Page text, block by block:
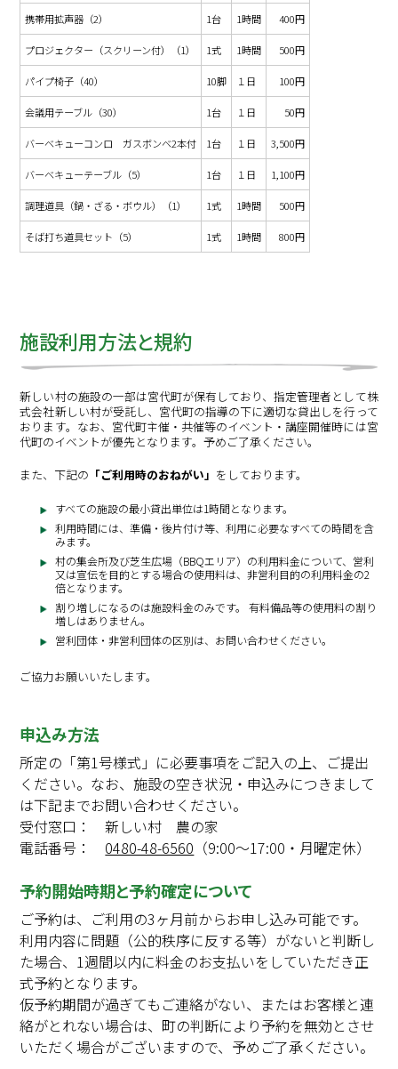
携帯用拡声器（2） 1台 1時間 400円
プロジェクター（スクリーン付）（1） 1式 1時間 500円
パイプ椅子（40） 10脚 １日 100円
会議用テーブル（30） 1台 １日 50円
バーベキューコンロ ガスボンベ2本付 1台 １日 3,500円
バーベキューテーブル（5） 1台 １日 1,100円
調理道具（鍋・ざる・ボウル）（1） 1式 1時間 500円
そば打ち道具セット（5） 1式 1時間 800円
施設利用方法と規約
新しい村の施設の一部は宮代町が保有しており、指定管理者として株
式会社新しい村が受託し、宮代町の指導の下に適切な貸出しを行って
おります。なお、宮代町主催・共催等のイベント・講座開催時には宮
代町のイベントが優先となります。予めご了承ください。
また、下記の 「ご利用時のおねがい」 をしております。
すべての施設の最小貸出単位は1時間となります。
利用時間には、準備・後片付け等、利用に必要なすべての時間を含
みます。
村の集会所及び芝生広場（BBQエリア）の利用料金について、営利
又は宣伝を目的とする場合の使用料は、非営利目的の利用料金の2
倍となります。
割り増しになるのは施設料金のみです。 有料備品等の使用料の割り
増しはありません。
営利団体・非営利団体の区別は、お問い合わせください。
ご協力お願いいたします。
申込み方法
所定の「第1号様式」に必要事項をご記入の上、ご提出
ください。なお、施設の空き状況・申込みにつきまして
は下記までお問い合わせください。
受付窓口： 新しい村 農の家
電話番号： 0480-48-6560 （9:00～17:00・月曜定休）
予約開始時期と予約確定について
ご予約は、ご利用の3ヶ月前からお申し込み可能です。
利用内容に問題（公的秩序に反する等）がないと判断し
た場合、1週間以内に料金のお支払いをしていただき正
式予約となります。
仮予約期間が過ぎてもご連絡がない、またはお客様と連
絡がとれない場合は、町の判断により予約を無効とさせ
いただく場合がございますので、予めご了承ください。